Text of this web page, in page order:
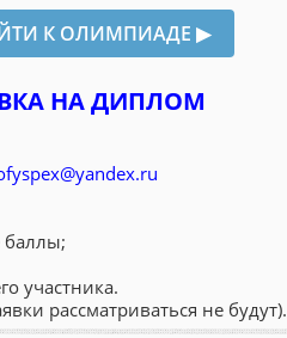
НА ДИПЛОМ
баллы;
участника.
рассматриваться не будут).